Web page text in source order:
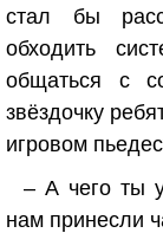
стал бы
обходить
общаться с
звёздочку
игровом
– А чего ты
нам принесли